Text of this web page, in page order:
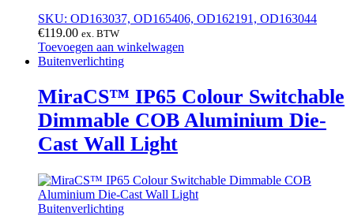
SKU: OD163037, OD165406, OD162191, OD163044
€119.00 ex. BTW
Toevoegen aan winkelwagen
Buitenverlichting
MiraCS™ IP65 Colour Switchable
Dimmable COB Aluminium Die-
Cast Wall Light
Buitenverlichting